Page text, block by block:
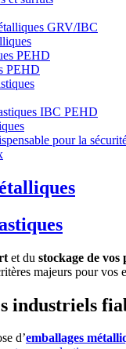
PEHD
et du stockage de
majeurs pour
industriels
d’emballages